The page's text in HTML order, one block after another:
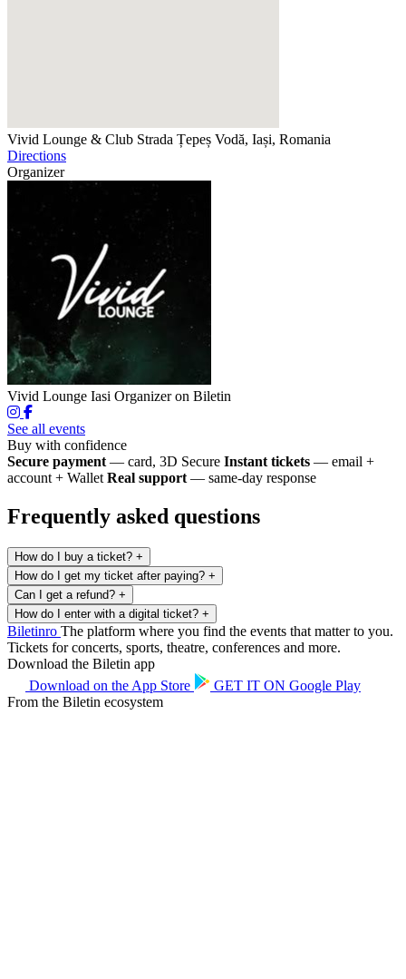
Vivid Lounge & Club Strada Țepeș Vodă, Iași, Romania
Directions
Organizer
Vivid Lounge Iasi Organizer on Biletin
See all events
Buy with confidence
Secure payment — card, 3D Secure Instant tickets — email +
account + Wallet Real support — same-day response
Frequently asked questions
How do I buy a ticket? +
How do I get my ticket after paying? +
Can I get a refund? +
How do I enter with a digital ticket? +
Biletinro The platform where you find the events that matter to you.
Tickets for concerts, sports, theatre, conferences and more.
Download the Biletin app
Download on the App Store GET IT ON Google Play
From the Biletin ecosystem